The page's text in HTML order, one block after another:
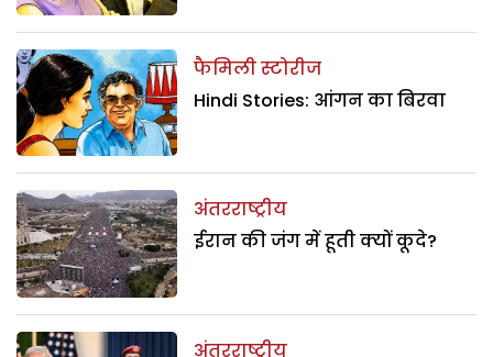
फैमिली स्टोरीज
Hindi Stories: आंगन का बिरवा
अंतरराष्ट्रीय
ईरान की जंग में हूती क्यों कूदे?
अंतरराष्ट्रीय